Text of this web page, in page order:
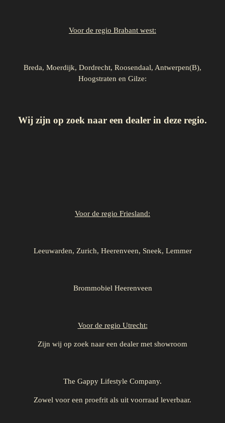
Voor de regio Brabant west:
Breda, Moerdijk, Dordrecht, Roosendaal, Antwerpen(B),
Hoogstraten en Gilze:
Wij zijn op zoek naar een dealer in deze regio.
Voor de regio Friesland:
Leeuwarden, Zurich, Heerenveen, Sneek, Lemmer
Brommobiel Heerenveen
Voor de regio Utrecht:
Zijn wij op zoek naar een dealer met showroom
The Gappy Lifestyle Company.
Zowel voor een proefrit als uit voorraad leverbaar.